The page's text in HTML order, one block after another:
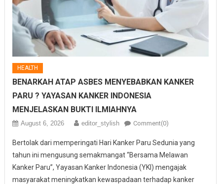
HEALTH
BENARKAH ATAP ASBES MENYEBABKAN KANKER
PARU ? YAYASAN KANKER INDONESIA
MENJELASKAN BUKTI ILMIAHNYA
August 6, 2026 editor_stylish Comment(0)
Bertolak dari memperingati Hari Kanker Paru Sedunia yang
tahun ini mengusung semakmangat “Bersama Melawan
Kanker Paru”, Yayasan Kanker Indonesia (YKI) mengajak
masyarakat meningkatkan kewaspadaan terhadap kanker